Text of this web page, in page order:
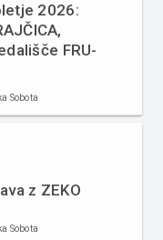
2026:
FRU-
Sobota
z ZEKO
Sobota